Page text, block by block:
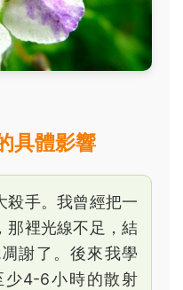
具體影響
殺手。我曾經把一
那裡光線不足，結
謝了。後來我學
少4-6小時的散射